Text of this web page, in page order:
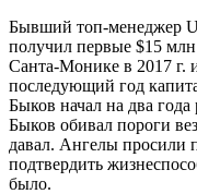
Бывший топ-менеджер
получил первые $15 млн
Санта-Монике в 2017 г.
последующий год
Быков начал на два
Быков обивал пороги
давал. Ангелы просили
подтвердить
было.